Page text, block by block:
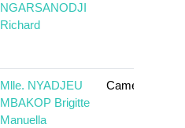
NGARSANODJI
Richard
Mlle. NYADJEU
MBAKOP Brigitte
Manuella
Cameroun